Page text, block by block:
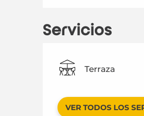
Servicios
Terraza
VER TODOS LOS